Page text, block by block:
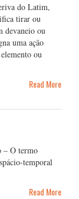
do Latim,
tirar ou
devaneio ou
uma ação
ou
Read More
– O termo
temporal
Read More